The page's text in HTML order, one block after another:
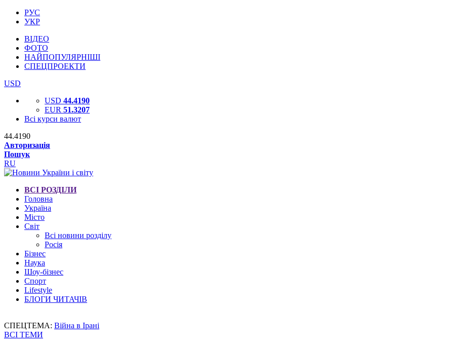
РУС
УКР
ВІДЕО
ФОТО
НАЙПОПУЛЯРНІШІ
СПЕЦПРОЕКТИ
USD
USD 44.4190
EUR 51.3207
Всі курси валют
44.4190
Авторизація
Пошук
RU
ВСІ РОЗДІЛИ
Головна
Україна
Місто
Світ
Всі новини розділу
Росія
Бізнес
Наука
Шоу-бізнес
Спорт
Lifestyle
БЛОГИ ЧИТАЧІВ
СПЕЦТЕМА: Війна в Ірані
ВСІ ТЕМИ